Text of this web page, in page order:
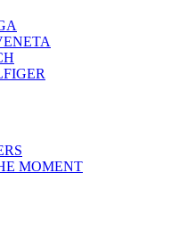
MOMENT